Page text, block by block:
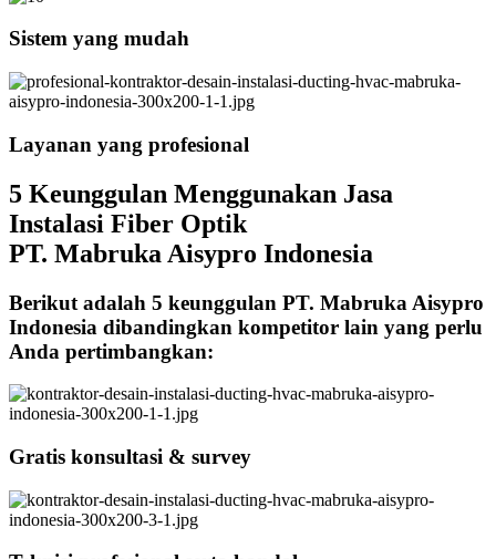
Sistem yang mudah
Layanan yang profesional
5 Keunggulan Menggunakan Jasa
Instalasi Fiber Optik
PT. Mabruka Aisypro Indonesia
Berikut adalah 5 keunggulan PT. Mabruka Aisypro
Indonesia dibandingkan kompetitor lain yang perlu
Anda pertimbangkan:
Gratis konsultasi & survey